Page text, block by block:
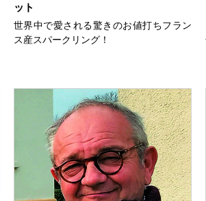
ット
世界中で愛される驚きのお値打ちフラン
ス産スパークリング！